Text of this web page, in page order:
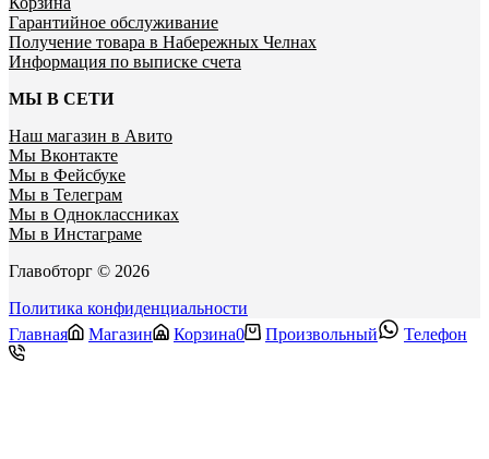
Гарантийное обслуживание
Получение товара в Набережных Челнах
Информация по выписке счета
МЫ В СЕТИ
Наш магазин в Авито
Мы Вконтакте
Мы в Фейсбуке
Мы в Телеграм
Мы в Одноклассниках
Мы в Инстаграме
Главобторг © 2026
Политика конфиденциальности
Главная
Магазин Корзина0 Произвольный Телефон